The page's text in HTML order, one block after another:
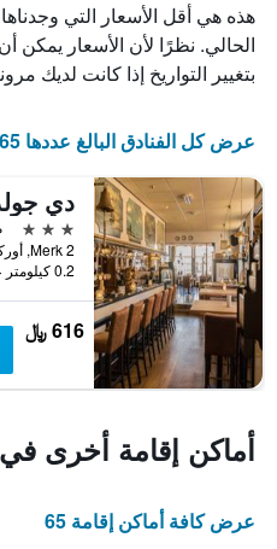
هذه هي أقل الأسعار التي
الحالي. نظرًا لأن الأسعار يمكن
بتغيير التواريخ إذا كانت لديك
عرض كل الفنادق البالغ عددها 65
دي
3 نجوم
0.2 كيلومتر عن وسط المدينة
616 ﷼
أماكن إقامة أخرى
عرض كافة أماكن إقامة 65